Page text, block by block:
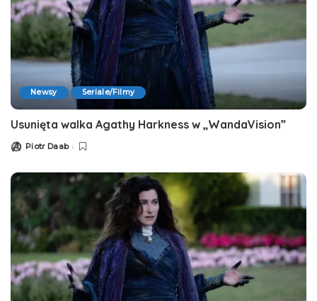
Newsy Seriale/Filmy
Usunięta walka Agathy Harkness w „WandaVision”
PostedPiotr Daab